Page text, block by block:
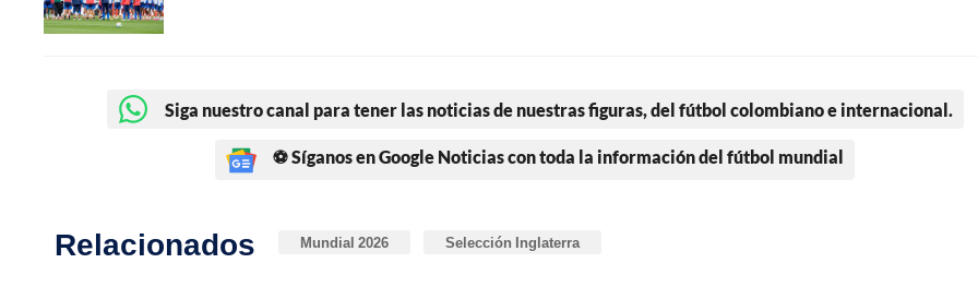
Siga nuestro canal para tener las noticias de nuestras figuras, del fútbol colombiano e internacional.
⚽ Síganos en Google Noticias con toda la información del fútbol mundial
Relacionados Mundial 2026 Selección Inglaterra